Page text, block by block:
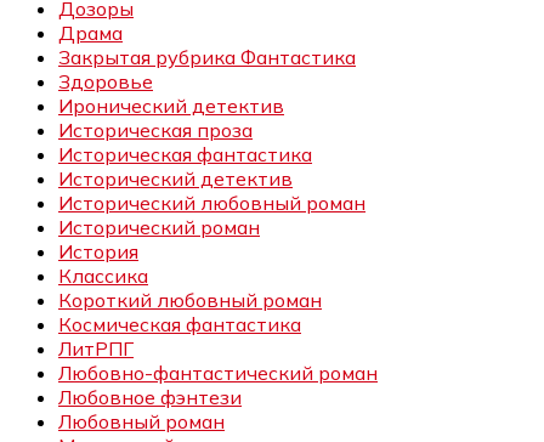
Дозоры
Драма
Закрытая рубрика Фантастика
Здоровье
Иронический детектив
Историческая проза
Историческая фантастика
Исторический детектив
Исторический любовный роман
Исторический роман
История
Классика
Короткий любовный роман
Космическая фантастика
ЛитРПГ
Любовно-фантастический роман
Любовное фэнтези
Любовный роман